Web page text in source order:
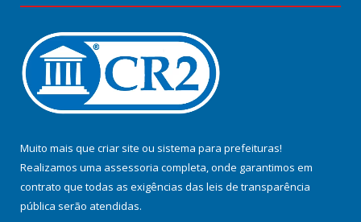
Muito mais que criar site ou sistema para prefeituras!
Realizamos uma assessoria completa, onde garantimos em
contrato que todas as exigências das leis de transparência
pública serão atendidas.